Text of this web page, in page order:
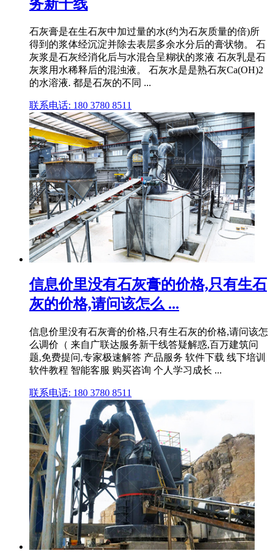
务新干线
石灰膏是在生石灰中加过量的水(约为石灰质量的倍)所
得到的浆体经沉淀并除去表层多余水分后的膏状物。 石
灰浆是石灰经消化后与水混合呈糊状的浆液 石灰乳是石
灰浆用水稀释后的混浊液。 石灰水是是熟石灰Ca(OH)2
的水溶液. 都是石灰的不同 ...
联系电话: 180 3780 8511
信息价里没有石灰膏的价格,只有生石
灰的价格,请问该怎么 ...
信息价里没有石灰膏的价格,只有生石灰的价格,请问该怎
么调价（ 来自广联达服务新干线答疑解惑,百万建筑问
题,免费提问,专家极速解答 产品服务 软件下载 线下培训
软件教程 智能客服 购买咨询 个人学习成长 ...
联系电话: 180 3780 8511